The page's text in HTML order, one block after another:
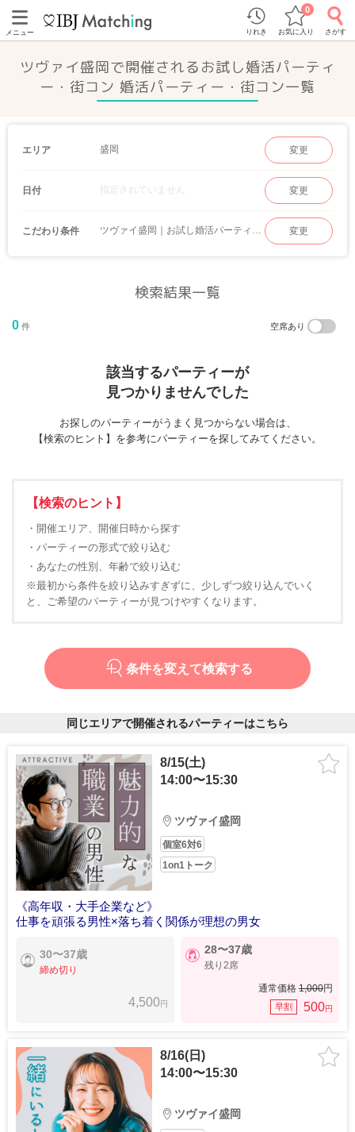
メニュー りれき お気に入り
0
さがす
ツヴァイ盛岡で開催されるお試し婚活パーティ
ー・街コン 婚活パーティー・街コン一覧
エリア 盛岡 変更
日付 指定されていません 変更
こだわり条件 ツヴァイ盛岡｜お試し婚活パーティー・街コン 変更
検索結果一覧
0 件 空席あり
該当するパーティーが
見つかりませんでした
お探しのパーティーがうまく見つからない場合は、
【検索のヒント】を参考にパーティーを探してみてください。
【検索のヒント】
・開催エリア、開催日時から探す
・パーティーの形式で絞り込む
・あなたの性別、年齢で絞り込む
※最初から条件を絞り込みすぎずに、少しずつ絞り込んでいく
と、ご希望のパーティーが見つけやすくなります。
条件を変えて検索する
同じエリアで開催されるパーティーはこちら
8/15(土)
14:00〜15:30
ツヴァイ盛岡
個室6対6
1on1トーク
《高年収・大手企業など》
仕事を頑張る男性×落ち着く関係が理想の男女
30〜37歳
締め切り
4,500円
28〜37歳
残り2席
通常価格 1,000円
早割 500円
8/16(日)
14:00〜15:30
ツヴァイ盛岡